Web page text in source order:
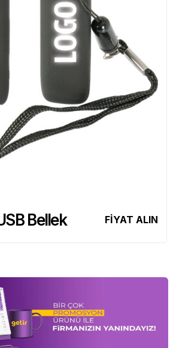
Bellek FİYAT ALIN